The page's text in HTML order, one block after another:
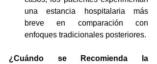
una estancia hospitalaria más
breve en comparación con
enfoques tradicionales posteriores.
¿Cuándo se Recomienda la